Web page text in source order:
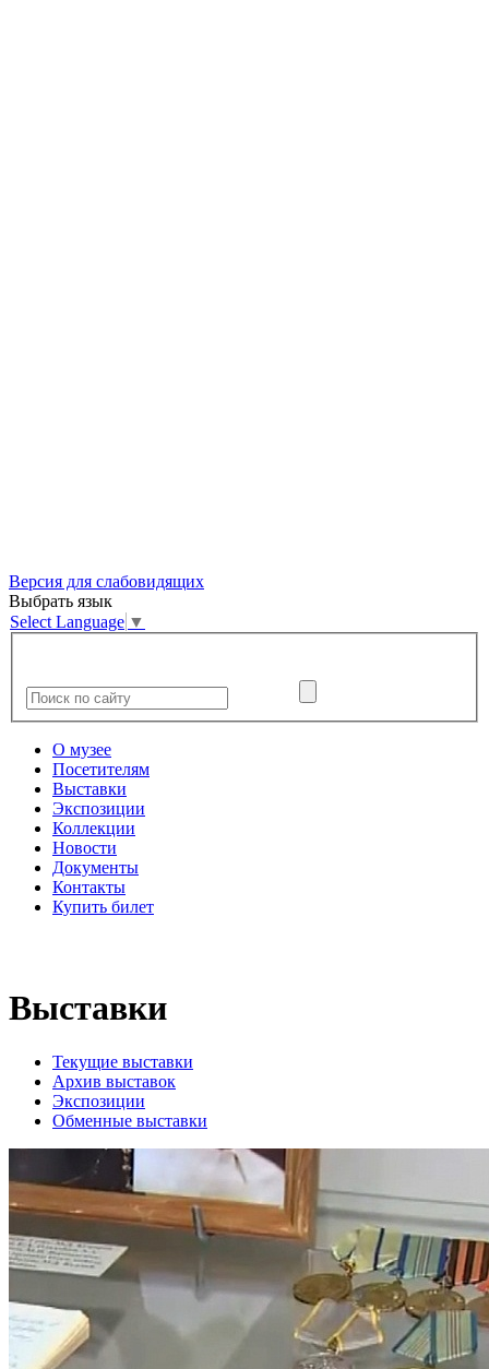
Версия для слабовидящих
Выбрать язык
Select Language ▼
О музее
Посетителям
Выставки
Экспозиции
Коллекции
Новости
Документы
Контакты
Купить билет
Выставки
Текущие выставки
Архив выставок
Экспозиции
Обменные выставки